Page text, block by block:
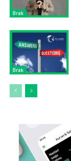
Brak
Brak